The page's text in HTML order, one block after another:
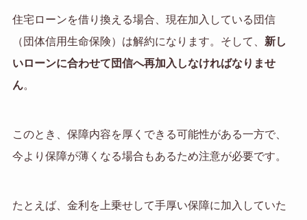
住宅ローンを借り換える場合、現在加入している団信
（団体信用生命保険）は解約になります。そして、 新し
いローンに合わせて団信へ再加入しなければなりませ
ん。
このとき、保障内容を厚くできる可能性がある一方で、
今より保障が薄くなる場合もあるため注意が必要です。
たとえば、金利を上乗せして手厚い保障に加入していた